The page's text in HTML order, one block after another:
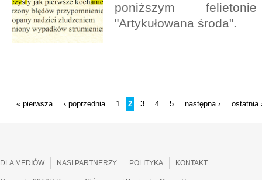
poniższym
"Artykułowana środa".
« pierwsza ‹ poprzednia 1 2 3 4 5 następna › ostatnia
DLA MEDIÓW NASI PARTNERZY POLITYKA KONTAKT